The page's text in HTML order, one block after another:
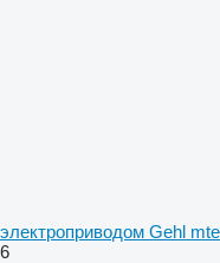
электроприводом Gehl
6